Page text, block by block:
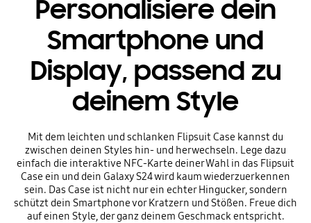
Personalisiere dein
Smartphone und
Display, passend zu
deinem Style
Mit dem leichten und schlanken Flipsuit Case kannst du
zwischen deinen Styles hin- und herwechseln. Lege dazu
einfach die interaktive NFC-Karte deiner Wahl in das Flipsuit
Case ein und dein Galaxy S24 wird kaum wiederzuerkennen
sein. Das Case ist nicht nur ein echter Hingucker, sondern
schützt dein Smartphone vor Kratzern und Stößen. Freue dich
auf einen Style, der ganz deinem Geschmack entspricht.